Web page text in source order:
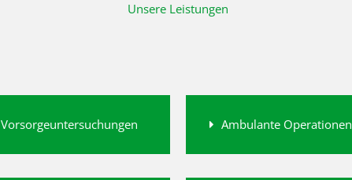
Unsere Leistungen
Vorsorgeuntersuchungen Ambulante Operationen